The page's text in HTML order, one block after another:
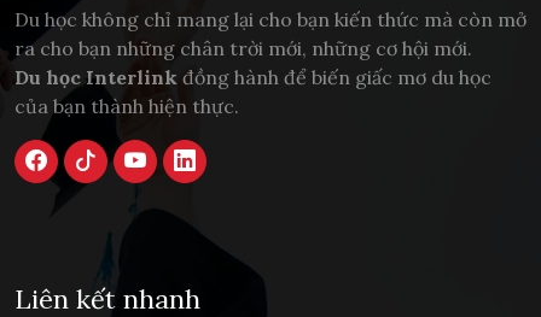
Du học không chỉ mang lại cho bạn kiến thức mà còn mở
ra cho bạn những chân trời mới, những cơ hội mới.
Du học Interlink đồng hành để biến giấc mơ du học
của bạn thành hiện thực.
Liên kết nhanh